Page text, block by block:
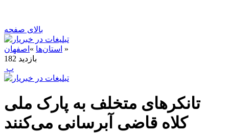
بالای صفحه
استان‌ها » اصفهان
»
182 بازدید
‍ پ
تانکرهای متخلف به پارک ملی
کلاه قاضی آبرسانی می‌کنند